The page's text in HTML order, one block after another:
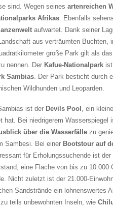
sind. Wegen seines artenreichen
Afrikas. Ebenfalls
aufwartet. Dank seiner
aus verträumten Buchten,
große Park gilt als
nennen. Der Kafue-Nationalpark
Sambias. Der Park besticht durch
Wildhunden und Leoparden.
ist der Devils Pool , ein
hat. Bei niedrigerem
über die Wasserfälle zu
Sambesi. Bei einer Bootstour auf
für Erholungssuchende ist der
eine Fläche von bis zu 10.000
Nicht zuletzt ist der 21.000-
Sandstrände ein lohnenswertes
teils unbewohnten Inseln, wie